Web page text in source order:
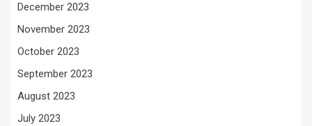
December 2023
November 2023
October 2023
September 2023
August 2023
July 2023